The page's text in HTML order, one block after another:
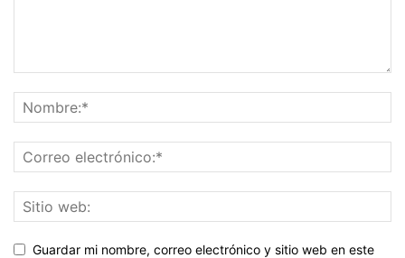
Guardar mi nombre, correo electrónico y sitio web en este